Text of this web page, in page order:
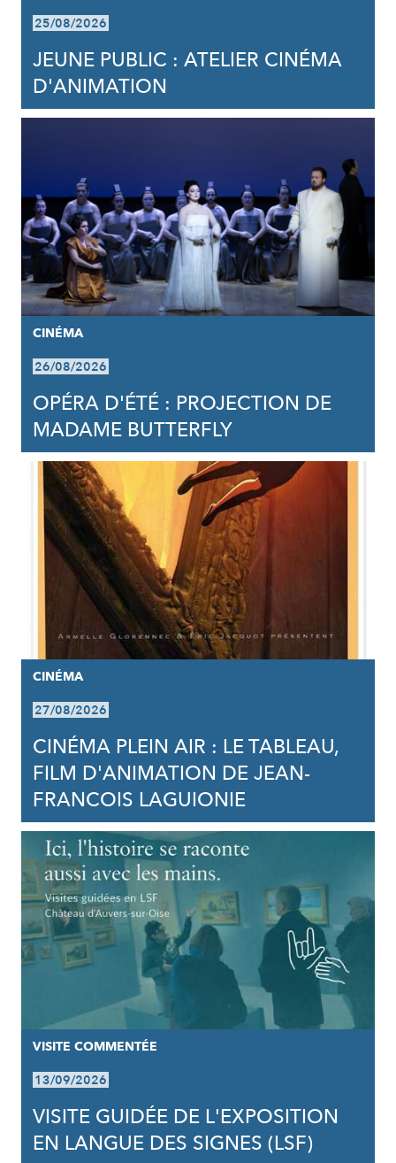
25/08/2026
JEUNE PUBLIC : ATELIER CINÉMA
D'ANIMATION
CINÉMA
26/08/2026
OPÉRA D'ÉTÉ : PROJECTION DE
MADAME BUTTERFLY
CINÉMA
27/08/2026
CINÉMA PLEIN AIR : LE TABLEAU,
FILM D'ANIMATION DE JEAN-
FRANCOIS LAGUIONIE
VISITE COMMENTÉE
13/09/2026
VISITE GUIDÉE DE L'EXPOSITION
EN LANGUE DES SIGNES (LSF)